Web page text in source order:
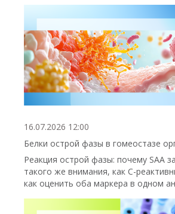
16.07.2026 12:00
Белки острой фазы в гомеостазе
Реакция острой фазы: почему SAA
такого же внимания, как С-
как оценить оба маркера в одном